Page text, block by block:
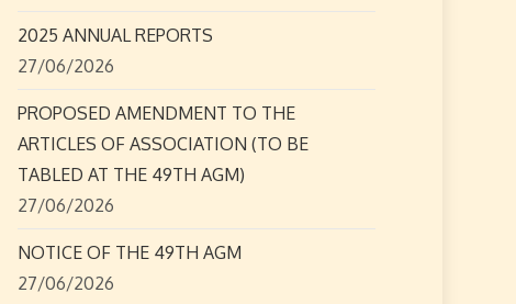
2025 ANNUAL REPORTS
27/06/2026
PROPOSED AMENDMENT TO THE
ARTICLES OF ASSOCIATION (TO BE
TABLED AT THE 49TH AGM)
27/06/2026
NOTICE OF THE 49TH AGM
27/06/2026